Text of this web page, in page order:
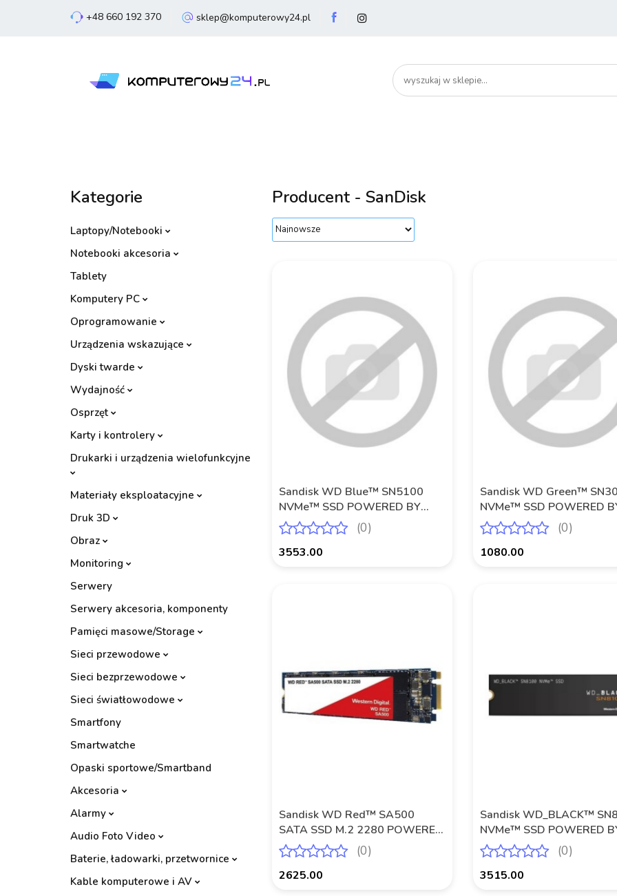
sklep@komputerowy24.pl
+48 660 192 370 Laptopy Komputery
Smartfony Bezpieczeństwo
Kategorie
Laptopy/Notebooki
Notebooki akcesoria
Tablety
Komputery PC
Oprogramowanie
Urządzenia wskazujące
Dyski twarde
Wydajność
Osprzęt
Karty i kontrolery
Drukarki i urządzenia wielofunkcyjne
Materiały eksploatacyjne
Druk 3D
Obraz
Monitoring
Serwery
Serwery akcesoria, komponenty
Pamięci masowe/Storage
Sieci przewodowe
Sieci bezprzewodowe
Sieci światłowodowe
Smartfony
Smartwatche
Opaski sportowe/Smartband
Akcesoria
Alarmy
Audio Foto Video
Baterie, ładowarki, przetwornice
Kable komputerowe i AV
Producent - SanDisk
Produkt niedostępny
Sandisk WD Blue™ SN5100
NVMe™ SSD POWERED BY
SANDISK 4 TB
(0)
3553.00
Produkt niedostępny
Sandisk WD Green™
NVMe™ SSD POWERED
SANDISK 2 TB
(0)
1080.00
Sandisk WD Red™ SA500
SATA SSD M.2 2280 POWERED
BY SANDISK 2 TB
(0)
2625.00
Sandisk WD_BLACK™
NVMe™ SSD POWERED
SANDISK 2 TB
(0)
3515.00